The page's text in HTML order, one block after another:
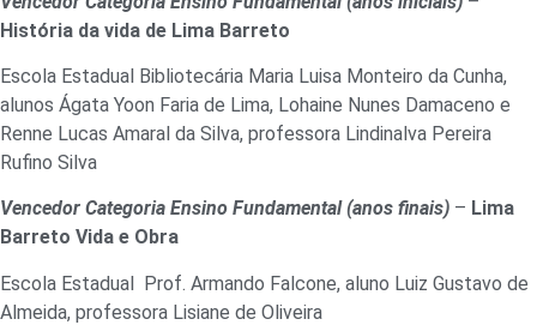
História da vida de Lima Barreto
Escola Estadual Bibliotecária Maria Luisa Monteiro da Cunha,
alunos Ágata Yoon Faria de Lima, Lohaine Nunes Damaceno e
Renne Lucas Amaral da Silva, professora Lindinalva Pereira
Rufino Silva
Vencedor Categoria Ensino Fundamental (anos finais) – Lima
Barreto Vida e Obra
Escola Estadual Prof. Armando Falcone, aluno Luiz Gustavo de
Almeida, professora Lisiane de Oliveira